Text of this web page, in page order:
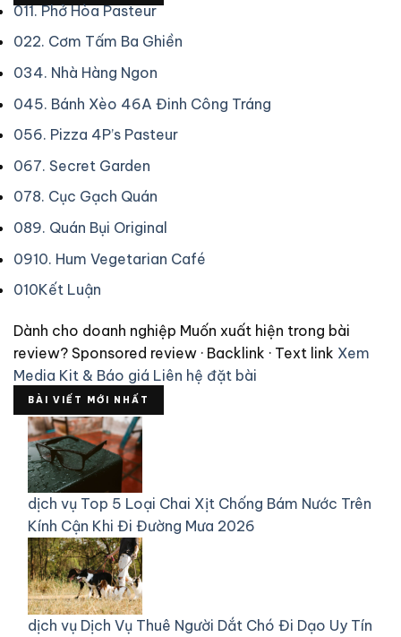
011. Phở Hòa Pasteur
022. Cơm Tấm Ba Ghiền
034. Nhà Hàng Ngon
045. Bánh Xèo 46A Đinh Công Tráng
056. Pizza 4P’s Pasteur
067. Secret Garden
078. Cục Gạch Quán
089. Quán Bụi Original
0910. Hum Vegetarian Café
010Kết Luận
Dành cho doanh nghiệp Muốn xuất hiện trong bài
review? Sponsored review · Backlink · Text link Xem
Media Kit & Báo giá Liên hệ đặt bài
BÀI VIẾT MỚI NHẤT
dịch vụ Top 5 Loại Chai Xịt Chống Bám Nước Trên
Kính Cận Khi Đi Đường Mưa 2026
dịch vụ Dịch Vụ Thuê Người Dắt Chó Đi Dạo Uy Tín